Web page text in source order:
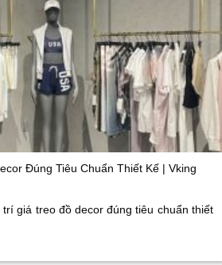
Đúng Tiêu Chuẩn Thiết Kế | Vking
giá treo đồ decor đúng tiêu chuẩn thiết